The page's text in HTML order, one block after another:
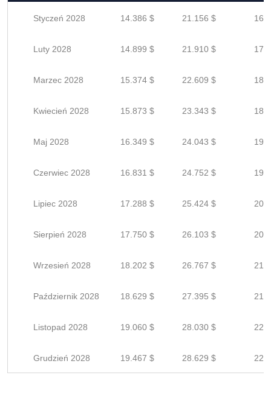
Styczeń 2028 14.386 $ 21.156 $
Luty 2028 14.899 $ 21.910 $
Marzec 2028 15.374 $ 22.609 $
Kwiecień 2028 15.873 $ 23.343 $
Maj 2028 16.349 $ 24.043 $
Czerwiec 2028 16.831 $ 24.752 $
Lipiec 2028 17.288 $ 25.424 $
Sierpień 2028 17.750 $ 26.103 $
Wrzesień 2028 18.202 $ 26.767 $
Październik 2028 18.629 $ 27.395 $
Listopad 2028 19.060 $ 28.030 $
Grudzień 2028 19.467 $ 28.629 $